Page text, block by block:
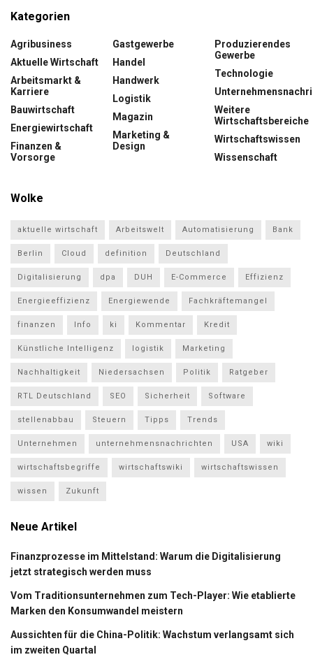
Kategorien
Agribusiness
Aktuelle Wirtschaft
Arbeitsmarkt &
Karriere
Bauwirtschaft
Energiewirtschaft
Finanzen &
Vorsorge
Gastgewerbe
Handel
Handwerk
Logistik
Magazin
Marketing &
Design
Produzierendes
Gewerbe
Technologie
Weitere
Wirtschaftsbereiche
Wirtschaftswissen
Wissenschaft
Wolke
aktuelle wirtschaft Arbeitswelt Automatisierung Bank
Berlin Cloud definition Deutschland
Digitalisierung dpa DUH E-Commerce Effizienz
Energieeffizienz Energiewende Fachkräftemangel
finanzen Info ki Kommentar Kredit
Künstliche Intelligenz logistik Marketing
Nachhaltigkeit Niedersachsen Politik Ratgeber
RTL Deutschland SEO Sicherheit Software
stellenabbau Steuern Tipps Trends
Unternehmen unternehmensnachrichten USA wiki
wirtschaftsbegriffe wirtschaftswiki wirtschaftswissen
wissen Zukunft
Neue Artikel
Finanzprozesse im Mittelstand: Warum die Digitalisierung
jetzt strategisch werden muss
Vom Traditionsunternehmen zum Tech-Player: Wie etablierte
Marken den Konsumwandel meistern
Aussichten für die China-Politik: Wachstum verlangsamt sich
im zweiten Quartal